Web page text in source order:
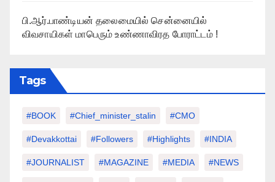
பி.ஆர்.பாண்டியன் தலைமையில் சென்னையில்
விவசாயிகள் மாபெரும் உண்ணாவிரத போராட்டம் !
Tags
#BOOK #chief_minister_stalin #CMO
#devakkottai #followers #highlights #INDIA
#JOURNALIST #MAGAZINE #MEDIA #NEWS